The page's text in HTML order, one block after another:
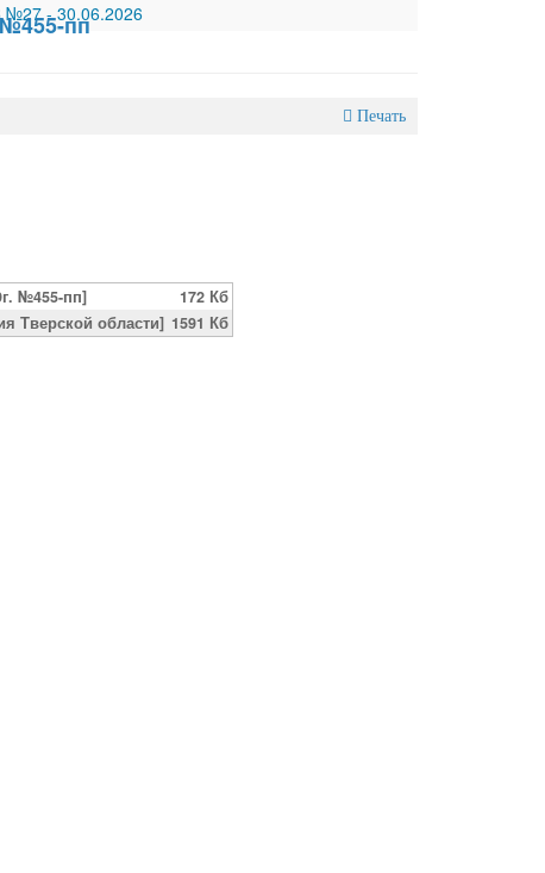
№27-30.06.2026
№455-пп
Печать
№455-пп]
172 Кб
Тверской области] 1591 Кб